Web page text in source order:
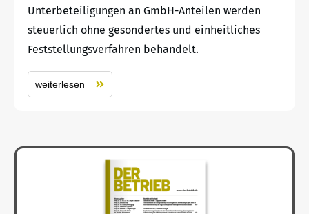
Unterbeteiligungen an GmbH-Anteilen werden
steuerlich ohne gesondertes und einheitliches
Feststellungsverfahren behandelt.
weiterlesen